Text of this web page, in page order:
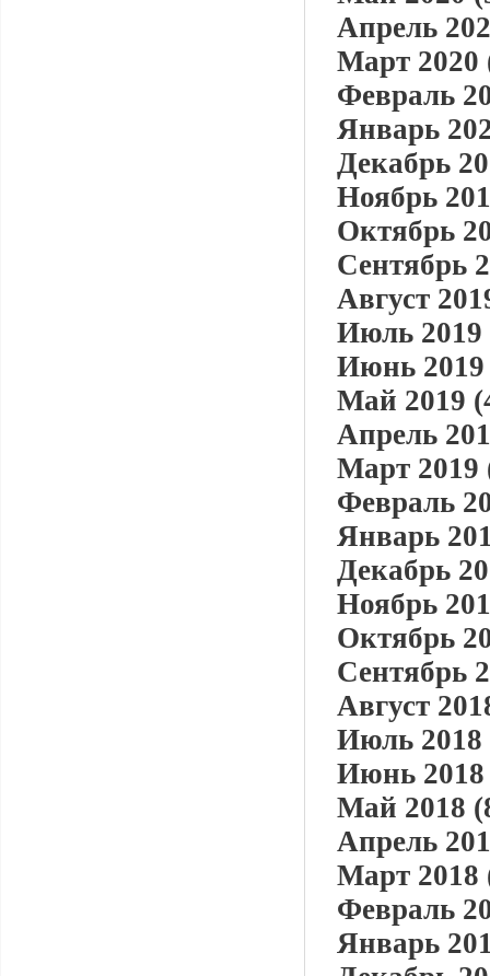
Апрель
Март 2020
Февраль
Январь
Декабрь
Ноябрь
Октябрь
Сентябрь
Август
Июль 2019
Июнь 2019
Май 2019
Апрель
Март 2019
Февраль
Январь
Декабрь
Ноябрь
Октябрь
Сентябрь
Август
Июль 2018
Июнь 2018
Май 2018
Апрель
Март 2018
Февраль
Январь